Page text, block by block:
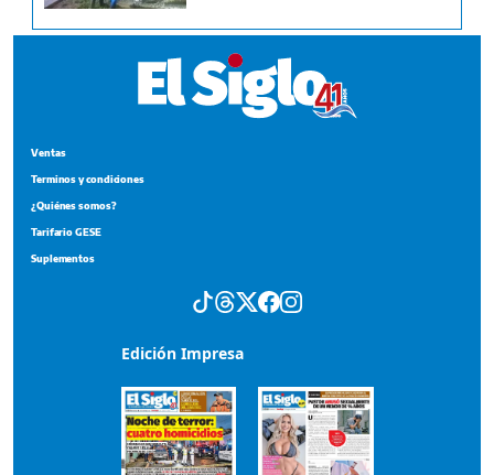
Ventas
Terminos y condiciones
¿Quiénes somos?
Tarifario GESE
Suplementos
Edición Impresa